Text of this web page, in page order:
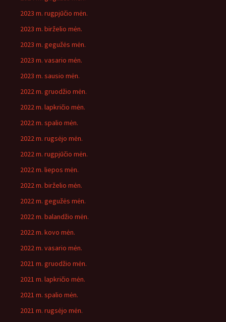
2023 m. rugpjūčio mėn.
2023 m. birželio mėn.
2023 m. gegužės mėn.
2023 m. vasario mėn.
2023 m. sausio mėn.
2022 m. gruodžio mėn.
2022 m. lapkričio mėn.
2022 m. spalio mėn.
2022 m. rugsėjo mėn.
2022 m. rugpjūčio mėn.
2022 m. liepos mėn.
2022 m. birželio mėn.
2022 m. gegužės mėn.
2022 m. balandžio mėn.
2022 m. kovo mėn.
2022 m. vasario mėn.
2021 m. gruodžio mėn.
2021 m. lapkričio mėn.
2021 m. spalio mėn.
2021 m. rugsėjo mėn.